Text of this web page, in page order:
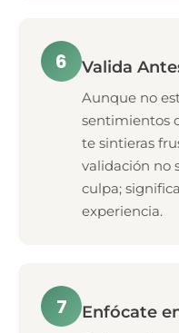
6 Valida
Aunque no
sentimientos
te sintieras
validación no
culpa;
experiencia.
7 Enfócate